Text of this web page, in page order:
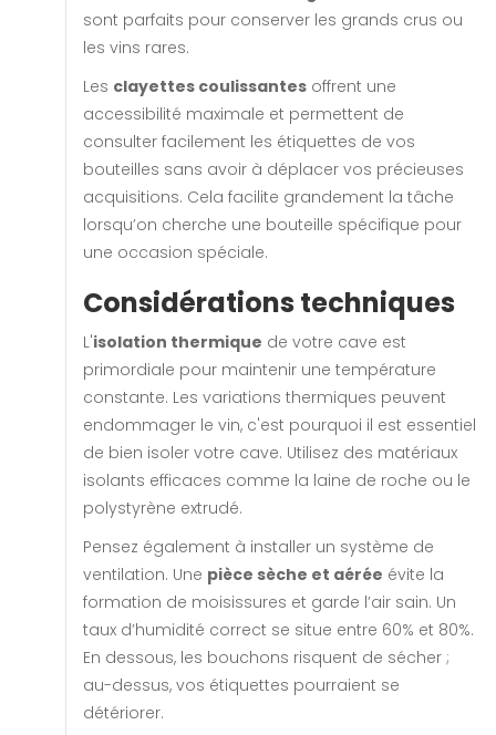
sont parfaits pour conserver les grands crus ou
les vins rares.
Les clayettes coulissantes offrent une
accessibilité maximale et permettent de
consulter facilement les étiquettes de vos
bouteilles sans avoir à déplacer vos précieuses
acquisitions. Cela facilite grandement la tâche
lorsqu’on cherche une bouteille spécifique pour
une occasion spéciale.
Considérations techniques
L'isolation thermique de votre cave est
primordiale pour maintenir une température
constante. Les variations thermiques peuvent
endommager le vin, c'est pourquoi il est essentiel
de bien isoler votre cave. Utilisez des matériaux
isolants efficaces comme la laine de roche ou le
polystyrène extrudé.
Pensez également à installer un système de
ventilation. Une pièce sèche et aérée évite la
formation de moisissures et garde l’air sain. Un
taux d’humidité correct se situe entre 60% et 80%.
En dessous, les bouchons risquent de sécher ;
au-dessus, vos étiquettes pourraient se
détériorer.